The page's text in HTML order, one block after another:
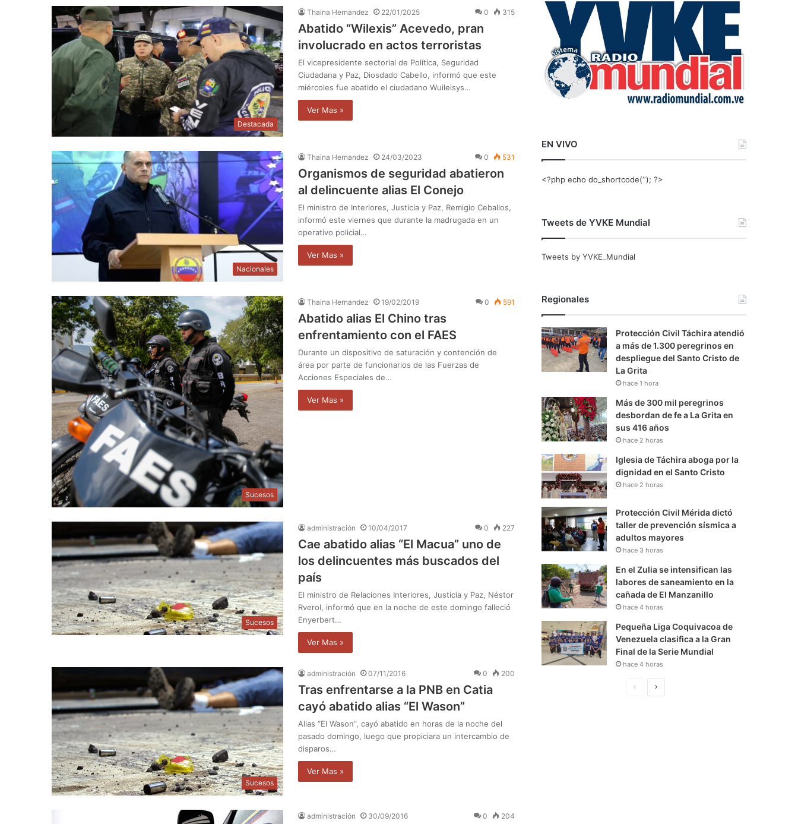
Destacada
Thaina Hernandez 22/01/2025 0 315
Abatido “Wilexis” Acevedo, pran
involucrado en actos terroristas
El vicepresidente sectorial de Política, Seguridad
Ciudadana y Paz, Diosdado Cabello, informó que este
miércoles fue abatido el ciudadano Wuileisys…
Ver Mas »
Nacionales
Thaina Hernandez 24/03/2023 0 531
Organismos de seguridad abatieron
al delincuente alias El Conejo
El ministro de Interiores, Justicia y Paz, Remigio Ceballos,
informó este viernes que durante la madrugada en un
operativo policial…
Ver Mas »
Sucesos
Thaina Hernandez 19/02/2019 0 591
Abatido alias El Chino tras
enfrentamiento con el FAES
Durante un dispositivo de saturación y contención de
área por parte de funcionarios de las Fuerzas de
Acciones Especiales de…
Ver Mas »
Sucesos
administración 10/04/2017 0 227
Cae abatido alias “El Macua” uno de
los delincuentes más buscados del
país
El ministro de Relaciones Interiores, Justicia y Paz, Néstor
Rverol, informó que en la noche de este domingo falleció
Enyerbert…
Ver Mas »
Sucesos
administración 07/11/2016 0 200
Tras enfrentarse a la PNB en Catia
cayó abatido alias “El Wason”
Alias “El Wason”, cayó abatido en horas de la noche del
pasado domingo, luego que propiciara un intercambio de
disparos…
Ver Mas »
administración 30/09/2016 0 204
r
EN VIVO
<?php echo do_shortcode(‘‘); ?>
Tweets de YVKE Mundial
Tweets by YVKE_Mundial
Regionales
Protección Civil Táchira atendió
a más de 1.300 peregrinos en
despliegue del Santo Cristo de
La Grita
hace 1 hora
Más de 300 mil peregrinos
desbordan de fe a La Grita en
sus 416 años
hace 2 horas
Iglesia de Táchira aboga por la
dignidad en el Santo Cristo
hace 2 horas
Protección Civil Mérida dictó
taller de prevención sísmica a
adultos mayores
hace 3 horas
En el Zulia se intensifican las
labores de saneamiento en la
cañada de El Manzanillo
hace 4 horas
Pequeña Liga Coquivacoa de
Venezuela clasifica a la Gran
Final de la Serie Mundial
hace 4 horas
S